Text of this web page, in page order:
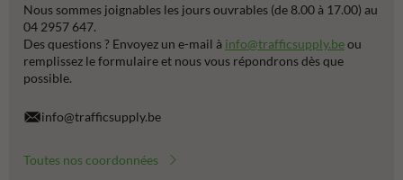
Nous sommes joignables les jours ouvrables (de 8.00 à 17.00) au
04 2957 647.
Des questions ? Envoyez un e-mail à info@trafficsupply.beou
remplissez le formulaire et nous vous répondrons dès que
possible.
info@trafficsupply.be
Toutes nos coordonnées